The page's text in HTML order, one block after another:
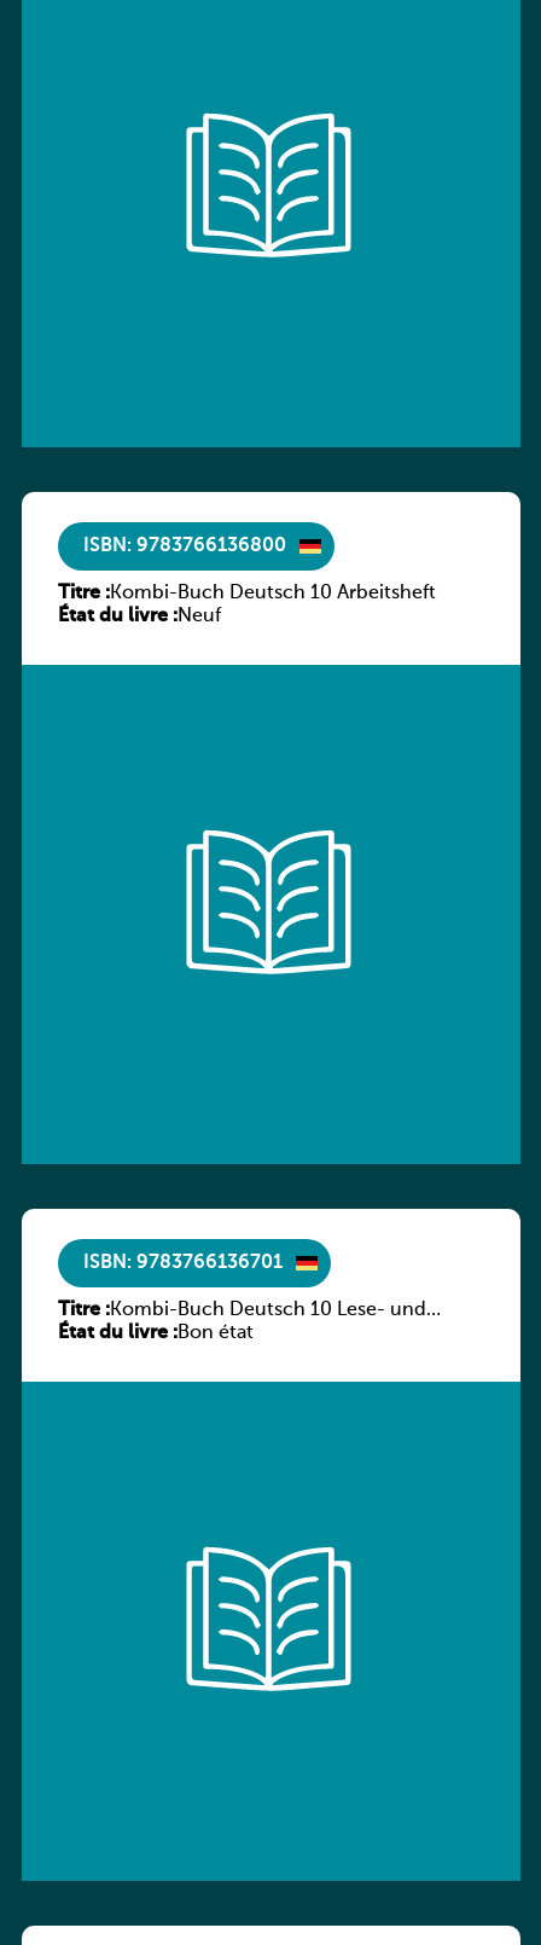
ISBN: 9783766136800
Titre :Kombi-Buch Deutsch 10 Arbeitsheft
État du livre :Neuf
ISBN: 9783766136701
Titre :Kombi-Buch Deutsch 10 Lese- und
Sprachbuch
État du livre :Bon état